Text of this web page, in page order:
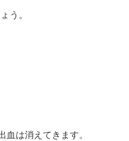
う。
血は消えてきます。